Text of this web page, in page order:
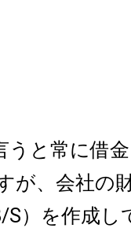
うと常に借
が、会社の
S）を作成し